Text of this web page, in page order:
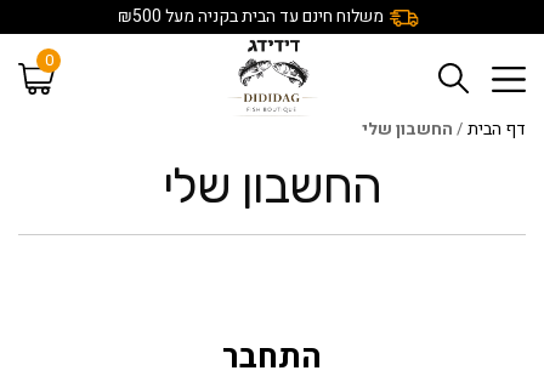
משלוח חינם עד הבית בקניה מעל ₪500
0
החשבון שלי
דף הבית/החשבון שלי
התחבר